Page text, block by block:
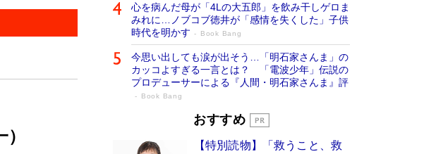
心を病んだ母が「4Lの大五郎」を飲み干しゲロま
みれに…ノブコブ徳井が「感情を失くした」子供
時代を明かす
Book Bang
今思い出しても涙が出そう…「明石家さんま」の
カッコよすぎる一言とは？ 「電波少年」伝説の
プロデューサーによる『人間・明石家さんま』評
Book Bang
「宇宙兄弟」最終46巻がベストセラー1
物語に幕 特装版には「宇宙で描かれたマ
おすすめ
【特別読物】「救うこと、救